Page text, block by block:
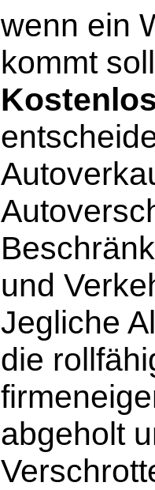
wenn ein
kommt
und
Jegliche
die
abgeholt